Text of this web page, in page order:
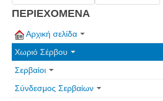
Θέματα και δράσεις Συνδέσμου
Η ιστοσελίδα μας
Χάρτης του Site (Sitemap)
Επικοινωνία
ΠΕΡΙΕΧΟΜΕΝΑ
Αρχική σελίδα
Χωριό Σέρβου
Σερβαίοι
Σύνδεσμος Σερβαίων